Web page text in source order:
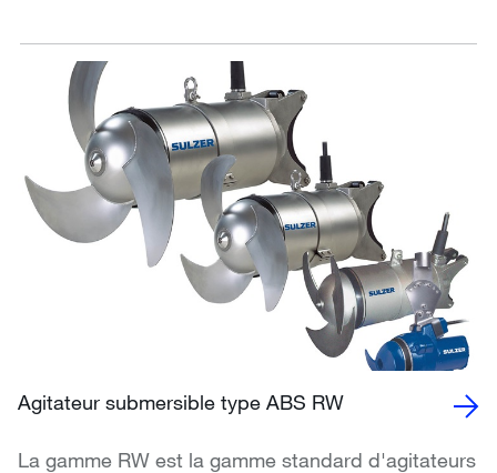
Agitateur submersible type ABS RW
La gamme RW est la gamme standard d'agitateurs